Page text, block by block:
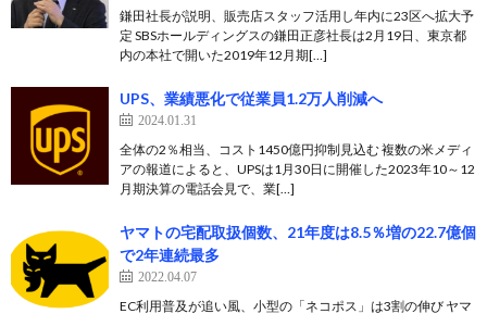
鎌田社長が説明、販売店スタッフ活用し年内に23区へ拡大予
定 SBSホールディングスの鎌田正彦社長は2月19日、東京都
内の本社で開いた2019年12月期[…]
UPS、業績悪化で従業員1.2万人削減へ
2024.01.31
全体の2％相当、コスト1450億円抑制見込む 複数の米メディ
アの報道によると、UPSは1月30日に開催した2023年10～12
月期決算の電話会見で、業[…]
ヤマトの宅配取扱個数、21年度は8.5％増の22.7億個
で2年連続最多
2022.04.07
EC利用普及が追い風、小型の「ネコポス」は3割の伸び ヤマ